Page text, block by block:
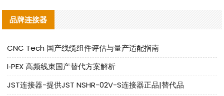
品牌连接器
CNC Tech 国产线缆组件评估与量产适配指南
I‑PEX 高频线束国产替代方案解析
JST连接器-提供JST NSHR-02V-S连接器正品|替代品